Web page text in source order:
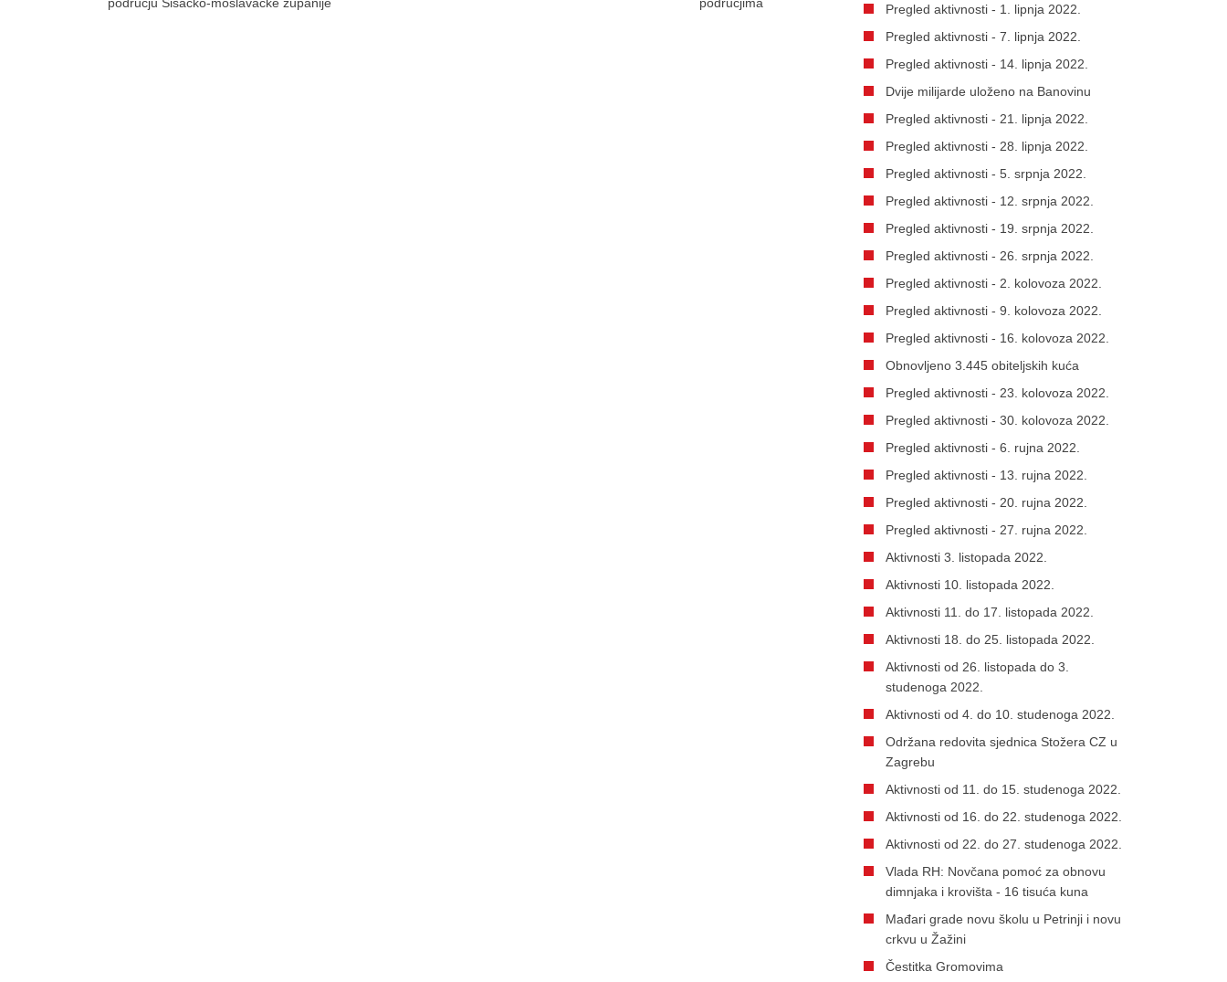
Pregled aktivnosti - 1. lipnja 2022.
Pregled aktivnosti - 7. lipnja 2022.
Pregled aktivnosti - 14. lipnja 2022.
Dvije milijarde uloženo na Banovinu
Pregled aktivnosti - 21. lipnja 2022.
Pregled aktivnosti - 28. lipnja 2022.
Pregled aktivnosti - 5. srpnja 2022.
Pregled aktivnosti - 12. srpnja 2022.
Pregled aktivnosti - 19. srpnja 2022.
Pregled aktivnosti - 26. srpnja 2022.
Pregled aktivnosti - 2. kolovoza 2022.
Pregled aktivnosti - 9. kolovoza 2022.
Pregled aktivnosti - 16. kolovoza 2022.
Obnovljeno 3.445 obiteljskih kuća
Pregled aktivnosti - 23. kolovoza 2022.
Pregled aktivnosti - 30. kolovoza 2022.
Pregled aktivnosti - 6. rujna 2022.
Pregled aktivnosti - 13. rujna 2022.
Pregled aktivnosti - 20. rujna 2022.
Pregled aktivnosti - 27. rujna 2022.
Aktivnosti 3. listopada 2022.
Aktivnosti 10. listopada 2022.
Aktivnosti 11. do 17. listopada 2022.
Aktivnosti 18. do 25. listopada 2022.
Aktivnosti od 26. listopada do 3.
studenoga 2022.
Aktivnosti od 4. do 10. studenoga 2022.
Održana redovita sjednica Stožera CZ u
Zagrebu
Aktivnosti od 11. do 15. studenoga 2022.
Aktivnosti od 16. do 22. studenoga 2022.
Aktivnosti od 22. do 27. studenoga 2022.
Vlada RH: Novčana pomoć za obnovu
dimnjaka i krovišta - 16 tisuća kuna
Mađari grade novu školu u Petrinji i novu
crkvu u Žažini
Čestitka Gromovima